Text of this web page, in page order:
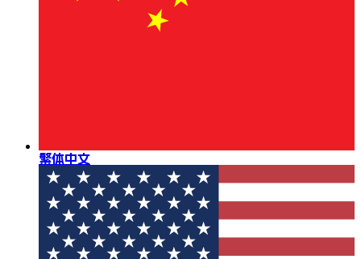
繁体中文